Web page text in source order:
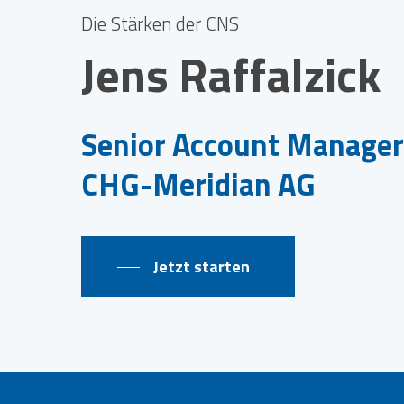
Die Stärken der CNS
Jens Raffalzick
Senior Account Manager
CHG-Meridian AG
Jetzt starten